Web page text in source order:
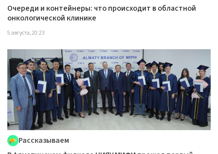
Очереди и контейнеры: что происходит в областной
онкологической клинике
5 августа, 20:23
Рассказываем